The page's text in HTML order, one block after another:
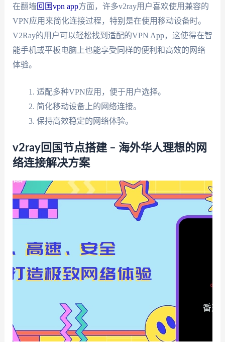
在翻墙回国vpn app方面，许多v2ray用户喜欢使用兼容的
VPN应用来简化连接过程，特别是在使用移动设备时。
V2Ray的用户可以轻松找到适配的VPN App，这使得在智
能手机或平板电脑上也能享受同样的便利和高效的网络
体验。
适配多种VPN应用，便于用户选择。
简化移动设备上的网络连接。
保持高效稳定的网络体验。
v2ray回国节点搭建 – 海外华人理想的网
络连接解决方案